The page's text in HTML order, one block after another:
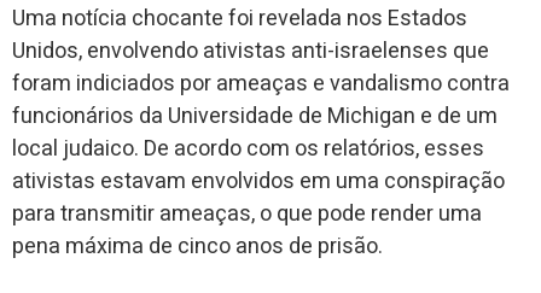
Uma notícia chocante foi revelada nos Estados
Unidos, envolvendo ativistas anti-israelenses que
foram indiciados por ameaças e vandalismo contra
funcionários da Universidade de Michigan e de um
local judaico. De acordo com os relatórios, esses
ativistas estavam envolvidos em uma conspiração
para transmitir ameaças, o que pode render uma
pena máxima de cinco anos de prisão.